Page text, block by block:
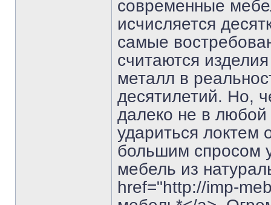
современные
исчисляется
самые
считаются
металл в
десятилетий. Но,
далеко не в
удариться локтем
большим спросом
мебель из
href="http://imp-